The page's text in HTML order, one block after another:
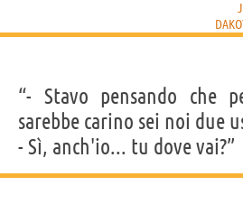
“- Stavo pensando che
sarebbe carino sei noi due
- Sì, anch'io... tu dove vai?”